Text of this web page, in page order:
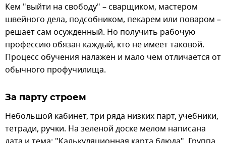
Кем "выйти на свободу" – сварщиком, мастером
швейного дела, подсобником, пекарем или поваром –
решает сам осужденный. Но получить рабочую
профессию обязан каждый, кто не имеет таковой.
Процесс обучения налажен и мало чем отличается от
обычного профучилища.
За парту строем
Небольшой кабинет, три ряда низких парт, учебники,
тетради, ручки. На зеленой доске мелом написана